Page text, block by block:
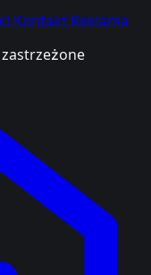
Kontakt Reklama